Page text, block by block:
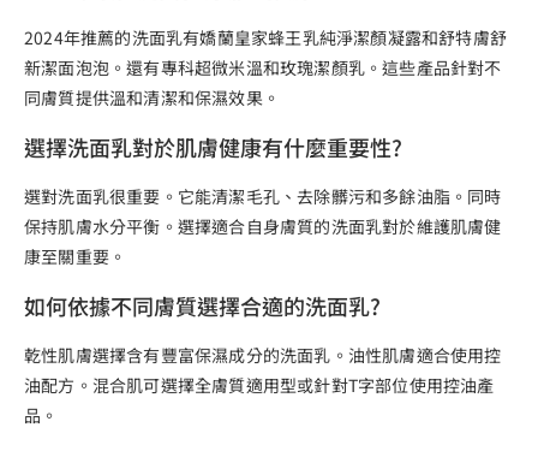
2024年推薦的洗面乳有嬌蘭皇家蜂王乳純淨潔顏凝露和舒特膚舒
新潔面泡泡。還有專科超微米溫和玫瑰潔顏乳。這些產品針對不
同膚質提供溫和清潔和保濕效果。
選擇洗面乳對於肌膚健康有什麼重要性?
選對洗面乳很重要。它能清潔毛孔、去除髒污和多餘油脂。同時
保持肌膚水分平衡。選擇適合自身膚質的洗面乳對於維護肌膚健
康至關重要。
如何依據不同膚質選擇合適的洗面乳?
乾性肌膚選擇含有豐富保濕成分的洗面乳。油性肌膚適合使用控
油配方。混合肌可選擇全膚質適用型或針對T字部位使用控油產
品。